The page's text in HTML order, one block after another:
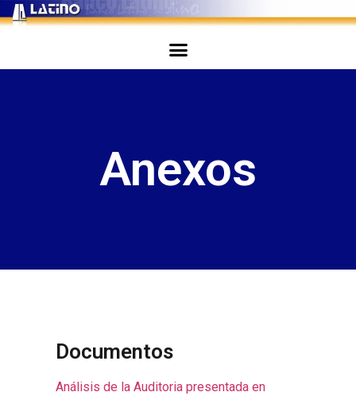
Anexos
Documentos
Análisis de la Auditoria presentada en